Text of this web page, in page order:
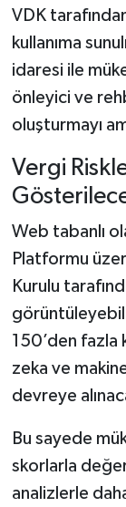
VDK
kullanıma
idaresi ile
önleyici ve
oluşturmayı
Vergi
Web tabanlı
Platformu
Kurulu
150’den fazla
zeka ve
devreye
Bu sayede
skorlarla
analizlerle